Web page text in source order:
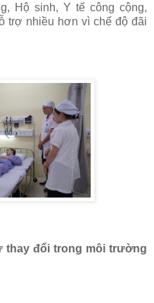
Hộ sinh, Y tế công cộng,
trợ nhiều hơn vì chế độ đãi
thay đổi trong môi trường